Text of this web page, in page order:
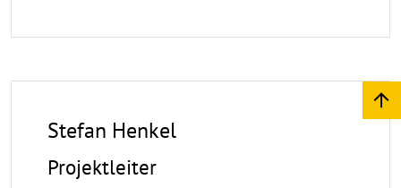
Stefan Henkel
Projektleiter